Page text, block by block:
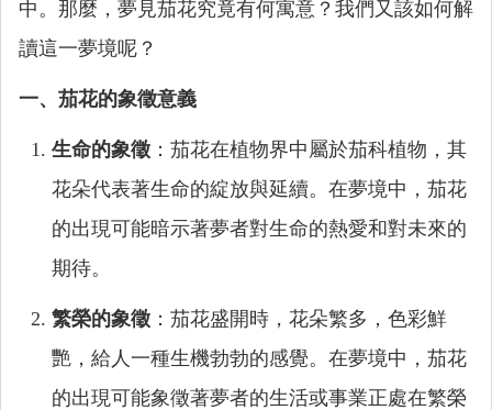
中。那麼，夢見茄花究竟有何寓意？我們又該如何解
讀這一夢境呢？
一、茄花的象徵意義
生命的象徵 ：茄花在植物界中屬於茄科植物，其
花朵代表著生命的綻放與延續。在夢境中，茄花
的出現可能暗示著夢者對生命的熱愛和對未來的
期待。
繁榮的象徵 ：茄花盛開時，花朵繁多，色彩鮮
艷，給人一種生機勃勃的感覺。在夢境中，茄花
的出現可能象徵著夢者的生活或事業正處在繁榮